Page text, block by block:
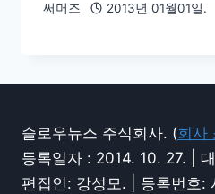
써머즈 2013년 01월01일.
슬로우뉴스 주식회사. (회사
등록일자 : 2014. 10. 27. |
편집인: 강성모. | 등록번호